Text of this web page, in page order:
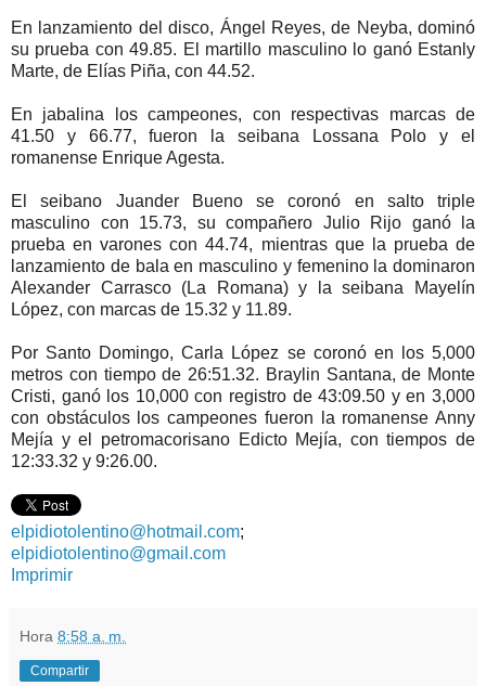
En lanzamiento del disco, Ángel Reyes, de Neyba, dominó
su prueba con 49.85. El martillo masculino lo ganó Estanly
Marte, de Elías Piña, con 44.52.
En jabalina los campeones, con respectivas marcas de
41.50 y 66.77, fueron la seibana Lossana Polo y el
romanense Enrique Agesta.
El seibano Juander Bueno se coronó en salto triple
masculino con 15.73, su compañero Julio Rijo ganó la
prueba en varones con 44.74, mientras que la prueba de
lanzamiento de bala en masculino y femenino la dominaron
Alexander Carrasco (La Romana) y la seibana Mayelín
López, con marcas de 15.32 y 11.89.
Por Santo Domingo, Carla López se coronó en los 5,000
metros con tiempo de 26:51.32. Braylin Santana, de Monte
Cristi, ganó los 10,000 con registro de 43:09.50 y en 3,000
con obstáculos los campeones fueron la romanense Anny
Mejía y el petromacorisano Edicto Mejía, con tiempos de
12:33.32 y 9:26.00.
elpidiotolentino@hotmail.com;
elpidiotolentino@gmail.com
Imprimir
Hora 8:58 a. m.
Compartir